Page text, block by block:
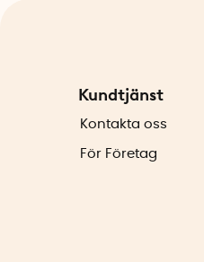
Kundtjänst
Kontakta oss
För Företag